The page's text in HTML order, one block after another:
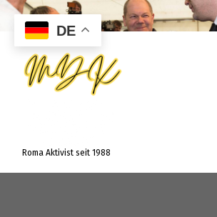
Zum
Inhalt
springen
Roma Aktivist seit 1988
DE